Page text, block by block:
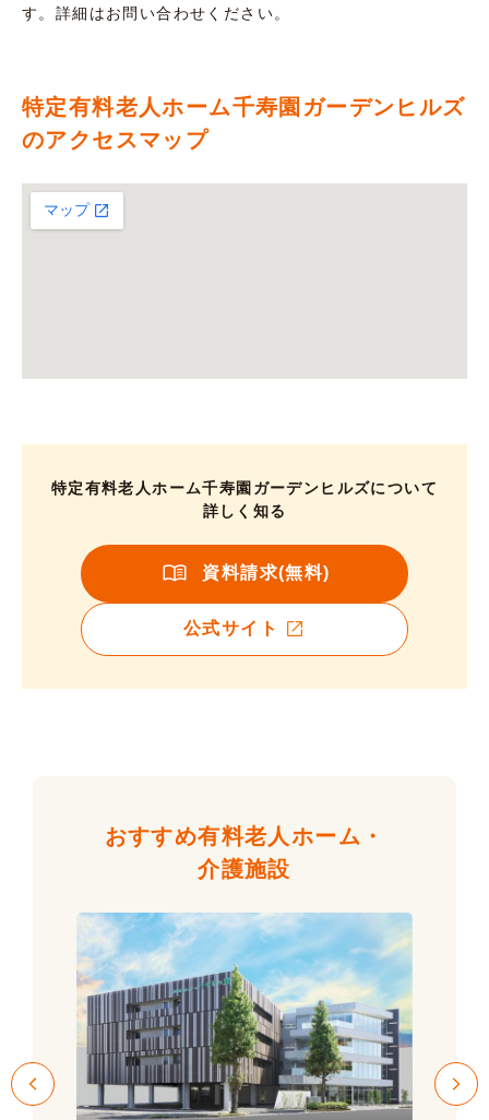
す。詳細はお問い合わせください。
特定有料老人ホーム千寿園ガーデンヒルズ
のアクセスマップ
特定有料老人ホーム千寿園ガーデンヒルズについて
詳しく知る
資料請求(無料)
公式サイト
おすすめ有料老人ホーム・
介護施設